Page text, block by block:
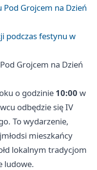
Grojcem na Dzień
podczas festynu w
Grojcem na Dzień
o godzinie 10:00 w
odbędzie się IV
To wydarzenie,
mieszkańcy
lokalnym tradycjom
ludowe.